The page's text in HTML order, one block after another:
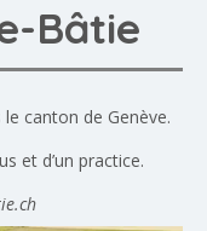
Bâtie
canton de Genève.
et d’un practice.